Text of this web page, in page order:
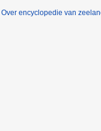
Over encyclopedie van